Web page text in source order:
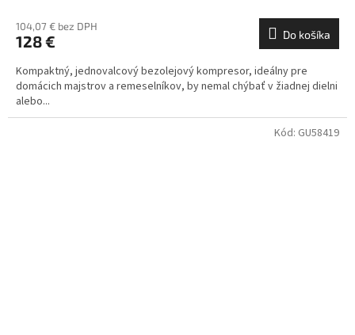
104,07 € bez DPH
128 € Do košíka
Kompaktný, jednovalcový bezolejový kompresor, ideálny pre
domácich majstrov a remeselníkov, by nemal chýbať v žiadnej dielni
alebo...
Kód: GU58419